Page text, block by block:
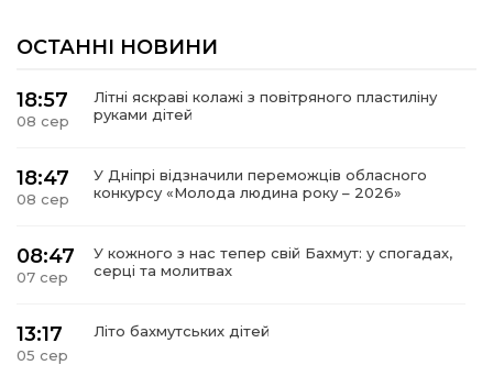
ОСТАННІ НОВИНИ
18:57
08 сер
Літні яскраві колажі з повітряного пластиліну
руками дітей
18:47
08 сер
У Дніпрі відзначили переможців обласного
конкурсу «Молода людина року – 2026»
08:47
07 сер
У кожного з нас тепер свій Бахмут: у спогадах,
серці та молитвах
13:17
05 сер
Літо бахмутських дітей